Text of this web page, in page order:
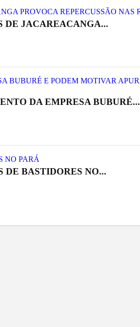
DE JACAREACANGA...
DA EMPRESA BUBURÉ...
BASTIDORES NO...